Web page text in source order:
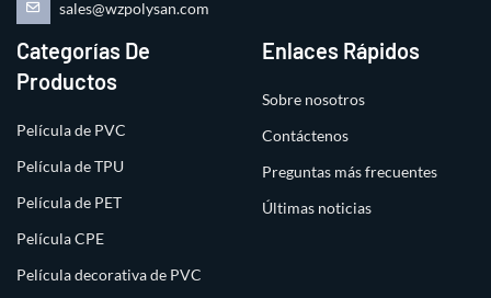
sales@wzpolysan.com
Categorías De
Productos
Película de PVC
Película de TPU
Película de PET
Película CPE
Película decorativa de PVC
Enlaces Rápidos
Sobre nosotros
Contáctenos
Preguntas más frecuentes
Últimas noticias